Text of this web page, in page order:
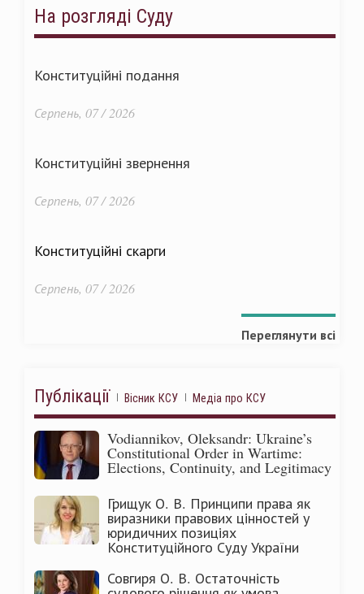
На розгляді Суду
Конституційні подання
Серпень, 07 / 2026
Конституційні звернення
Серпень, 07 / 2026
Конституційні скарги
Серпень, 07 / 2026
Переглянути всі
Публікації Вісник КСУ Медіа про КСУ
Vodiannikov, Oleksandr: Ukraine’s
Constitutional Order in Wartime:
Elections, Continuity, and Legitimacy
Грищук О. В. Принципи права як
виразники правових цінностей у
юридичних позиціях
Конституційного Суду України
Совгиря О. В. Остаточність